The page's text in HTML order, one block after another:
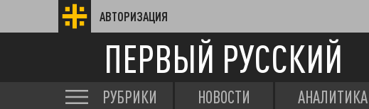
АВТОРИЗАЦИЯ
ПЕРВЫЙ РУССКИЙ
РУБРИКИ НОВОСТИ АНАЛИТИКА